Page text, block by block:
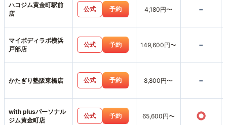
ハコジム黄金町駅前
店
公式 予約 4,180円〜 -
マイボディラボ横浜
戸部店
公式 予約 149,600円〜 -
かたぎり塾阪東橋店 公式 予約 8,800円〜 -
with plusパーソナル
ジム黄金町店
公式 予約 65,600円〜 ○